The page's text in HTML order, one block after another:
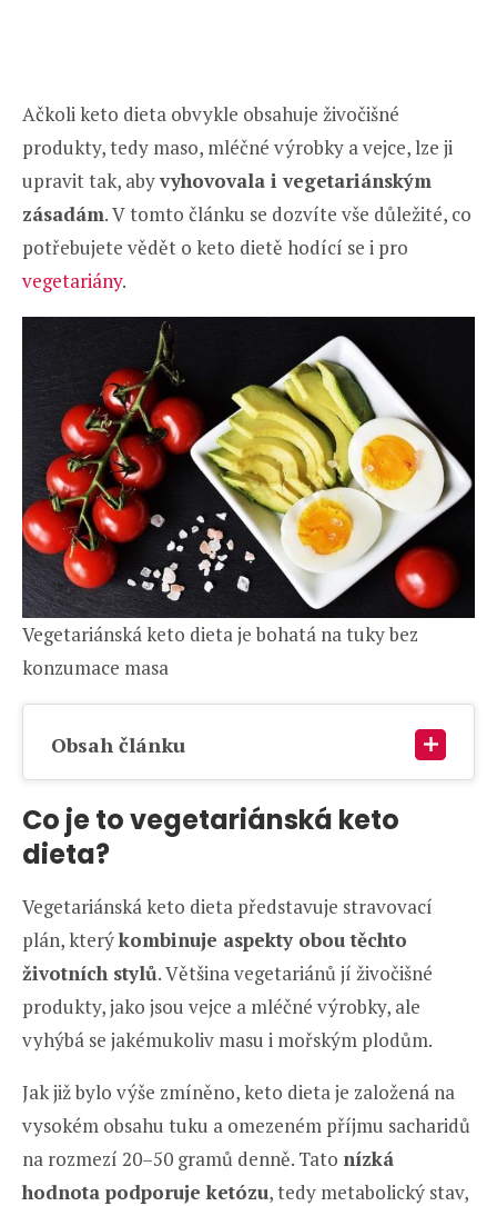
Ačkoli keto dieta obvykle obsahuje živočišné
produkty, tedy maso, mléčné výrobky a vejce, lze ji
upravit tak, abyvyhovovala i vegetariánským
zásadám. V tomto článku se dozvíte vše důležité, co
potřebujete vědět o keto dietě hodící se i pro
vegetariány.
Vegetariánská keto dieta je bohatá na tuky bez
konzumace masa
Obsah článku
Co je to vegetariánská keto
dieta?
Vegetariánská keto dieta představuje stravovací
plán, kterýkombinuje aspekty obou těchto
životních stylů. Většina vegetariánů jí živočišné
produkty, jako jsou vejce a mléčné výrobky, ale
vyhýbá se jakémukoliv masu i mořským plodům.
Jak již bylo výše zmíněno, keto dieta je založená na
vysokém obsahu tuku a omezeném příjmu sacharidů
na rozmezí 20–50 gramů denně. Tato nízká
hodnota podporuje ketózu, tedy metabolický stav,